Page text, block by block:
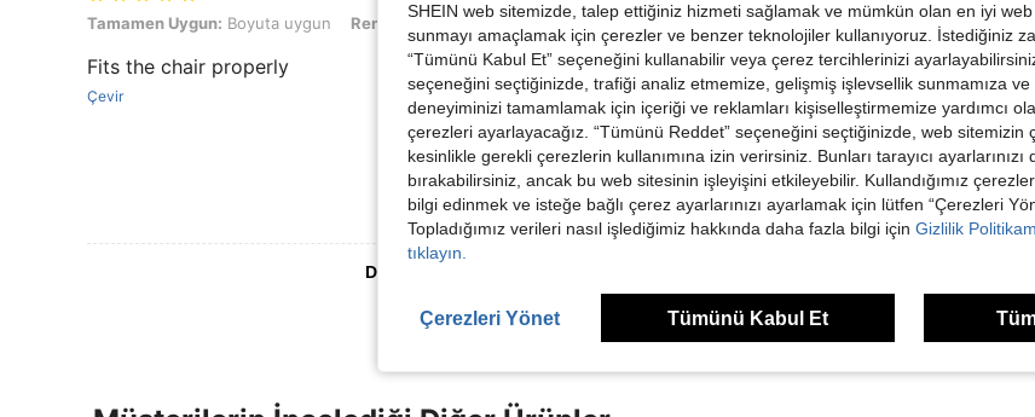
Tamamen Uygun: Boyuta uygun, Renk: Çok renkli, Boyut: Tek boyut
Tamamen Uygun: Boyuta uygun Renk: Çok renkli Boyut:Tek boyut
Fits the chair properly
Çevir
Helpful (1)
Daha Fazla Değerlendirme Görüntüle
SHEIN web sitemizde, talep ettiğiniz hizmeti sağlamak ve mümkün olan en iyi
sunmayı amaçlamak için çerezler ve benzer teknolojiler kullanıyoruz. İstediğiniz
“Tümünü Kabul Et” seçeneğini kullanabilir veya çerez tercihlerinizi
seçeneğini seçtiğinizde, trafiği analiz etmemize, gelişmiş işlevsellik sunmamıza ve
deneyiminizi tamamlamak için içeriği ve reklamları kişiselleştirmemize yardımcı
çerezleri ayarlayacağız. “Tümünü Reddet” seçeneğini seçtiğinizde, web sitemizin
kesinlikle gerekli çerezlerin kullanımına izin verirsiniz. Bunları tarayıcı ayarlarınızı
bırakabilirsiniz, ancak bu web sitesinin işleyişini etkileyebilir. Kullandığımız
bilgi edinmek ve isteğe bağlı çerez ayarlarınızı ayarlamak için lütfen “Çerezleri
Topladığımız verileri nasıl işlediğimiz hakkında daha fazla bilgi için Gizlilik
tıklayın.
Çerezleri Yönet Tümünü Kabul Et